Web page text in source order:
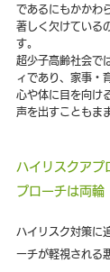
であるにもかかわ
著しく欠けている
す。
超少子高齢社会で
ィであり、家事・
心や体に目を向け
声を出すこともま
ハイリスクアプ
プローチは両輪
ハイリスク対策に
ーチが軽視される